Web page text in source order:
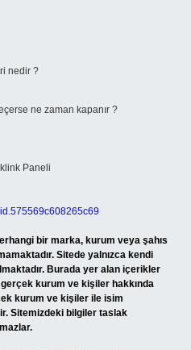
nedir ?
ne zaman kapanır ?
bir marka, kurum veya şahıs
Sitede yalnızca kendi
Burada yer alan içerikler
kurum ve kişiler hakkında
kurum ve kişiler ile isim
Sitemizdeki bilgiler taslak